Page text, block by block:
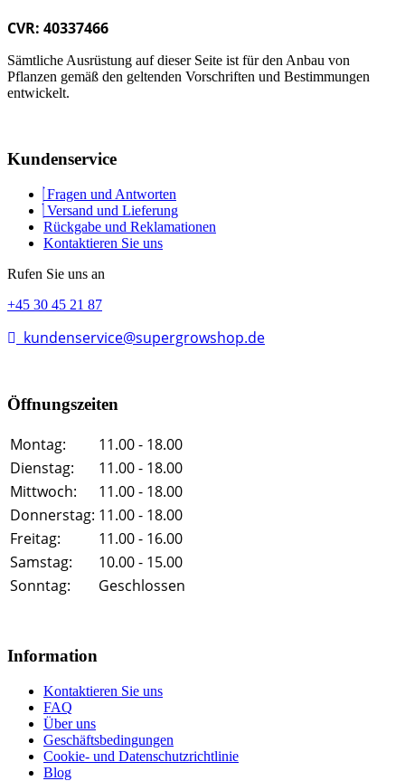
CVR: 40337466
Sämtliche Ausrüstung auf dieser Seite ist für den Anbau von
Pflanzen gemäß den geltenden Vorschriften und Bestimmungen
entwickelt.
Kundenservice
Fragen und Antworten
Versand und Lieferung
Rückgabe und Reklamationen
Kontaktieren Sie uns
Rufen Sie uns an
+45 30 45 21 87
kundenservice@supergrowshop.de
Öffnungszeiten
Montag:
11.00 - 18.00
Dienstag:
11.00 - 18.00
Mittwoch:
11.00 - 18.00
Donnerstag: 11.00 - 18.00
Freitag:
11.00 - 16.00
Samstag:
10.00 - 15.00
Sonntag:
Geschlossen
Information
Kontaktieren Sie uns
FAQ
Über uns
Geschäftsbedingungen
Cookie- und Datenschutzrichtlinie
Blog